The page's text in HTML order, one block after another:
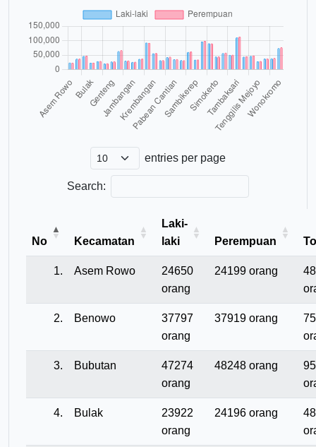
entries per page
Search:
No Kecamatan
Laki-
laki
Perempuan
1. Asem Rowo
24650
orang
24199 orang
2. Benowo
37797
orang
37919 orang
3. Bubutan
47274
orang
48248 orang
4. Bulak
23922
orang
24196 orang